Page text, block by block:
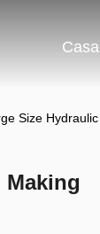
Casa
Size
Making